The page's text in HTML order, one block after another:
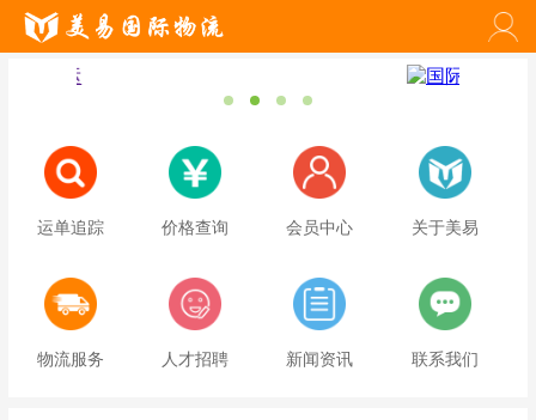
运单追踪 价格查询 会员中心 关于美易
物流服务 人才招聘 新闻资讯 联系我们